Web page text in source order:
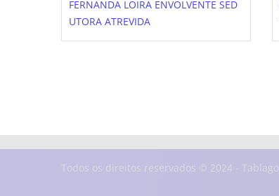
FERNANDA LOIRA ENVOLVENTE SED
UTORA ATREVIDA
Todos os direitos reservados © 2024 - Tablago